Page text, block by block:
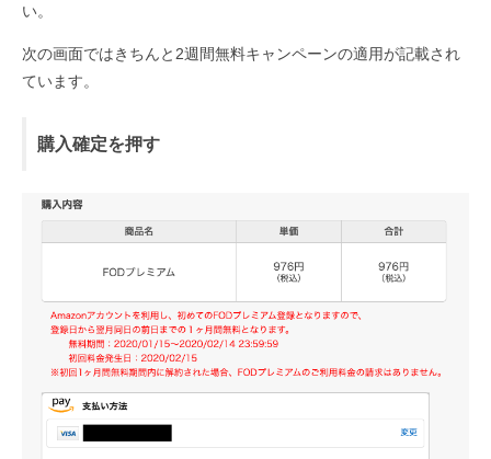
い。
次の画面ではきちんと2週間無料キャンペーンの適用が記載され
ています。
購入確定を押す